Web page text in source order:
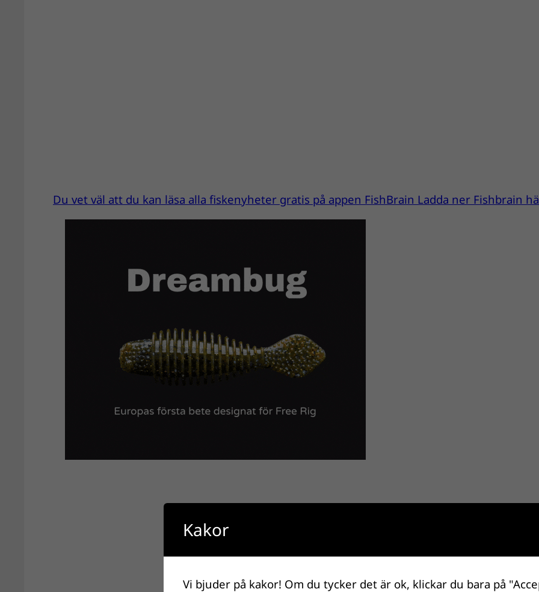
Du vet väl att du kan läsa alla fiskenyheter gratis på appen FishBrain Ladda ner Fishbrain
Kakor
Vi bjuder på kakor! Om du tycker det är ok, klickar du bara på